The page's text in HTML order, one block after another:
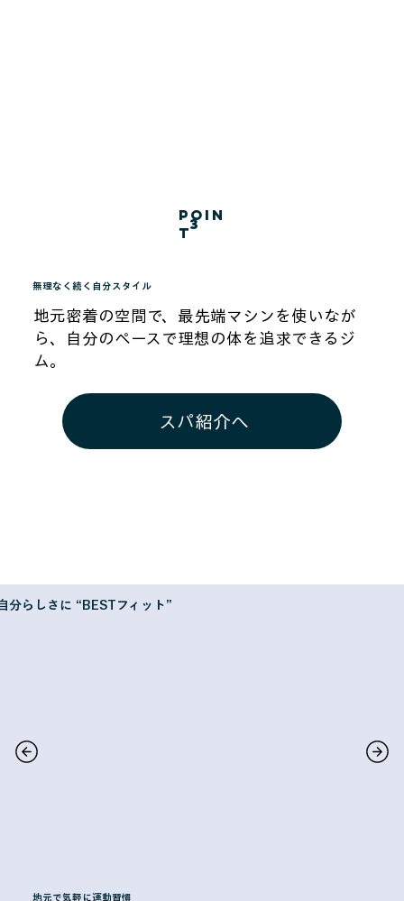
poin
t3
無理なく続く自分スタイル
地元密着の空間で、最先端マシンを使いなが
ら、自分のペースで理想の体を追求できるジ
ム。
スパ紹介へ
地元で気軽に運動習慣
分らしさに “BESTフィット”